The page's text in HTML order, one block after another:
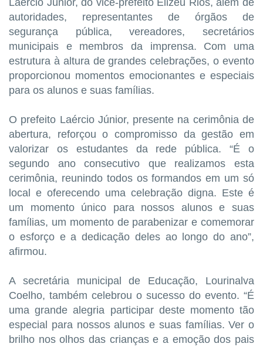
autoridades, representantes de órgãos de
segurança pública, vereadores, secretários
municipais e membros da imprensa. Com uma
estrutura à altura de grandes celebrações, o evento
proporcionou momentos emocionantes e especiais
para os alunos e suas famílias.
O prefeito Laércio Júnior, presente na cerimônia de
abertura, reforçou o compromisso da gestão em
valorizar os estudantes da rede pública. “É o
segundo ano consecutivo que realizamos esta
cerimônia, reunindo todos os formandos em um só
local e oferecendo uma celebração digna. Este é
um momento único para nossos alunos e suas
famílias, um momento de parabenizar e comemorar
o esforço e a dedicação deles ao longo do ano”,
afirmou.
A secretária municipal de Educação, Lourinalva
Coelho, também celebrou o sucesso do evento. “É
uma grande alegria participar deste momento tão
especial para nossos alunos e suas famílias. Ver o
brilho nos olhos das crianças e a emoção dos pais